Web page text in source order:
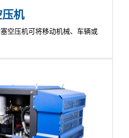
压机
空压机可将移动机械、车辆或